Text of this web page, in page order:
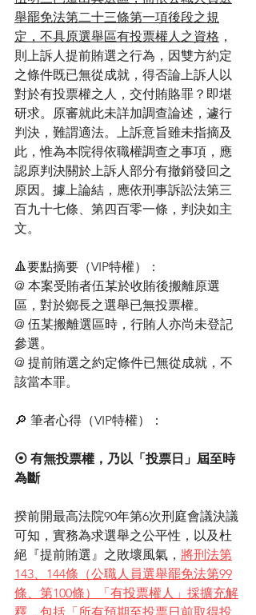
舉罷免法第二十三條第一項後段之規
定，不具原選舉區有投票權人之資格 ，
則上訴人提前賄選之行為，因雙方約定
之條件既已無從成就，得否論上訴人以
對於有投票權之人，交付賄賂罪？即堪
研求。原審就此未詳加調查論述，遽行
判決，難謂適法。上訴意旨雖未指摘及
此，惟為本院得依職權調查之事項，應
認原判決關於上訴人部分有撤銷發回之
原因。據上論結，應依刑事訴訟法第三
百九十七條、第四百零一條，判決如主
文。
🔺要點摘要（VIP特權）：
@ 本案受賄者伍某於收賄後搬離原選
區，對於鄉長之選舉已無投票權。
@ 伍某搬離選區時，行賄人亦尚未登記
參選。
@ 提前賄選之約定條件已無從成就，不
該當本罪。
🔎 筆者心得（VIP特權）：
⦿ 有無投票權，乃以「投票日」屆至時
為斷
揆前開最高法院90年第6次刑庭會議決議
可知，實務為求選舉之公平性，以及杜
絕『提前賄選』之敗壞風氣， 將刑法第
143、144條（公職人員選舉罷免法第99
條、第100條）「有投票權人」採擴充解